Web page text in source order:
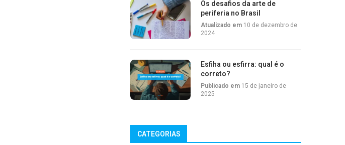
Os desafios da arte de
periferia no Brasil
Atualizado em 10 de dezembro de
2024
Esfiha ou esfirra: qual é o
correto?
Publicado em 15 de janeiro de
2025
CATEGORIAS